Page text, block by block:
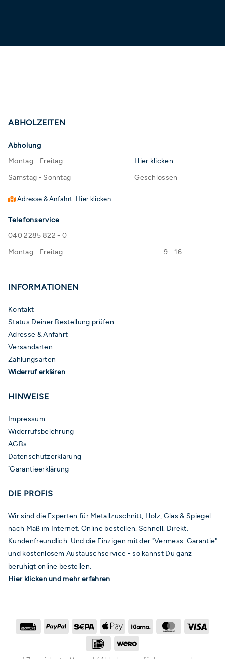
ABHOLZEITEN
Abholung
Montag - Freitag
Hier klicken
Samstag - Sonntag
Geschlossen
Adresse & Anfahrt: Hier klicken
Telefonservice
040 2285 822 - 0
Montag - Freitag
9 - 16
INFORMATIONEN
Kontakt
Status Deiner Bestellung prüfen
Adresse & Anfahrt
Versandarten
Zahlungsarten
Widerruf erklären
HINWEISE
Impressum
Widerrufsbelehrung
AGBs
Datenschutzerklärung
*Garantieerklärung
DIE PROFIS
Wir sind die Experten für Metallzuschnitt, Holz, Glas & Spiegel
nach Maß im Internet. Online bestellen. Schnell. Direkt.
Kundenfreundlich. Und die Einzigen mit der "Vermess-Garantie"
und kostenlosem Austauschservice - so kannst Du ganz
beruhigt online bestellen.
Hier klicken und mehr erfahren
RechungPayPal Sepa
Apple
Pay
Klarna MasterCard
IDeal
Wero